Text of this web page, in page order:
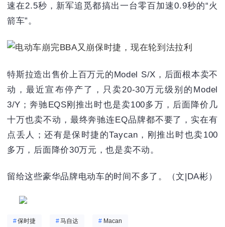
速在2.5秒，新军追觅都搞出一台零百加速0.9秒的“火
箭车”。
特斯拉造出售价上百万元的Model S/X，后面根本卖不
动，最近宣布停产了，只卖20-30万元级别的Model
3/Y；奔驰EQS刚推出时也是卖100多万，后面降价几
十万也卖不动，最终奔驰连EQ品牌都不要了，实在有
点丢人；还有是保时捷的Taycan，刚推出时也卖100
多万，后面降价30万元，也是卖不动。
留给这些豪华品牌电动车的时间不多了。（文|DA彬）
#保时捷 #马自达 # Macan